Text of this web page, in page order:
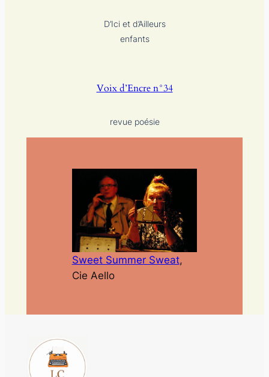
D’Ici et d’Ailleurs
enfants
Voix d’Encre n°34
revue poésie
Sweet Summer Sweat,
Cie Aello